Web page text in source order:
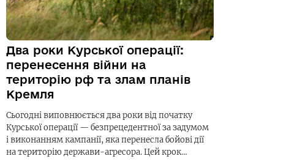
Два роки Курської операції:
перенесення війни на
територію рф та злам планів
Кремля
Сьогодні виповнюється два роки від початку
Курської операції — безпрецедентної за задумом
і виконанням кампанії, яка перенесла бойові дії
на територію держави-агресора. Цей крок…